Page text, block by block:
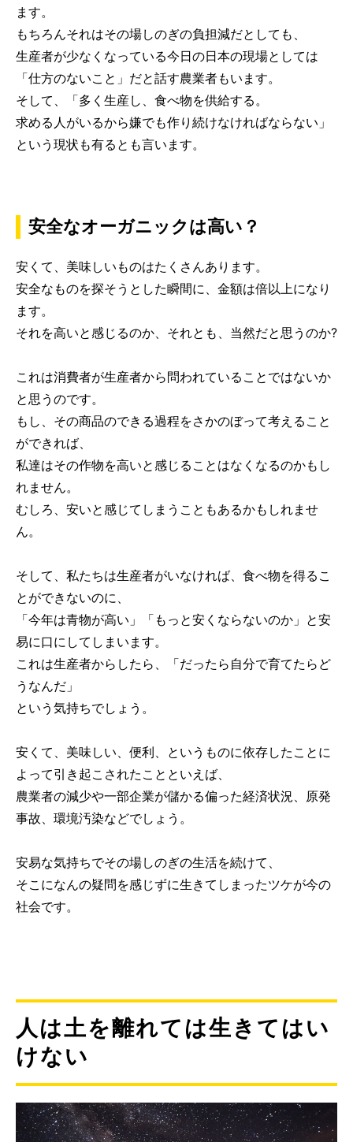
ます。
もちろんそれはその場しのぎの負担減だとしても、
生産者が少なくなっている今日の日本の現場としては
「仕方のないこと」だと話す農業者もいます。
そして、「多く生産し、食べ物を供給する。
求める人がいるから嫌でも作り続けなければならない」
という現状も有るとも言います。
安全なオーガニックは高い？
安くて、美味しいものはたくさんあります。
安全なものを探そうとした瞬間に、金額は倍以上になり
ます。
それを高いと感じるのか、それとも、当然だと思うのか?
これは消費者が生産者から問われていることではないか
と思うのです。
もし、その商品のできる過程をさかのぼって考えること
ができれば、
私達はその作物を高いと感じることはなくなるのかもし
れません。
むしろ、安いと感じてしまうこともあるかもしれませ
ん。
そして、私たちは生産者がいなければ、食べ物を得るこ
とができないのに、
「今年は青物が高い」「もっと安くならないのか」と安
易に口にしてしまいます。
これは生産者からしたら、「だったら自分で育てたらど
うなんだ」
という気持ちでしょう。
安くて、美味しい、便利、というものに依存したことに
よって引き起こされたことといえば、
農業者の減少や一部企業が儲かる偏った経済状況、原発
事故、環境汚染などでしょう。
安易な気持ちでその場しのぎの生活を続けて、
そこになんの疑問を感じずに生きてしまったツケが今の
社会です。
人は土を離れては生きてはい
けない